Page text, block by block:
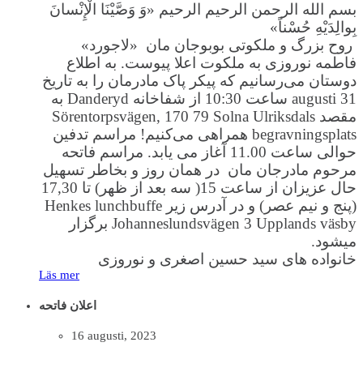
بسم الله الرحمن الرحیم الرحیم «وَ وَصَّیْنَا الْإِنْسانَ
بِوالِدَیْهِ حُسْناً»
روح بزرگ و ملکوتی بوبوجان مان «لاجورد»
فاطمه نوروزی به ملکوت اعلا پیوست. به اطلاع
دوستان می‌رسانیم که پیکر پاک مادرمان را به تاریخ
31 augusti ساعت 10:30 از شفاخانه Danderyd به
مقصد Sörentorpsvägen, 170 79 Solna Ulriksdals
begravningsplats همراهی می‌کنیم! مراسم تدفین
حوالی ساعت 11.00 آغاز می یابد. مراسم فاتحه
مرحوم مادرجان مان در همان روز و بخاطر تسهیل
حال عزیزان از ساعت 15( سه بعد از ظهر) تا 17,30
(پنج و نیم عصر) و در آدرس زیر Henkes lunchbuffe
Johanneslundsvägen 3 Upplands väsby برگزار
میشود.
خانواده های سید حسین اصغری و نوروزی
Läs mer
اعلان فاتحه
16 augusti, 2023